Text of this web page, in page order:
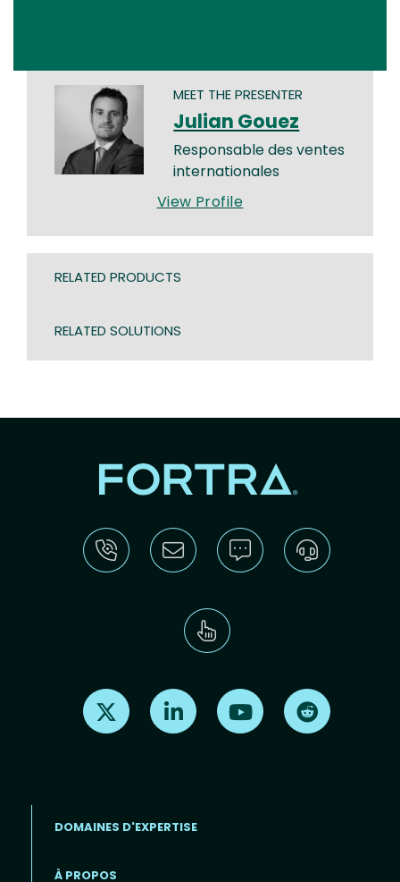
MEET THE PRESENTER
Julian Gouez
Responsable des ventes
internationales
View Profile
RELATED PRODUCTS
RELATED SOLUTIONS
Find us on X Find us on LinkedInFind us on Youtube
DOMAINES D'EXPERTISE
À PROPOS